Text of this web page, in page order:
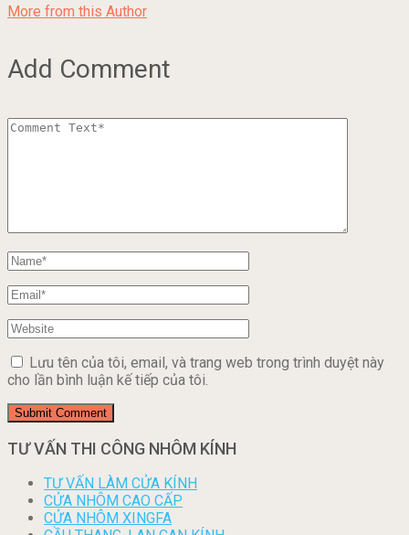
More from this Author
Add Comment
Lưu tên của tôi, email, và trang web trong trình duyệt này
cho lần bình luận kế tiếp của tôi.
TƯ VẤN THI CÔNG NHÔM KÍNH
TƯ VẤN LÀM CỬA KÍNH
CỬA NHÔM CAO CẤP
CỬA NHÔM XINGFA